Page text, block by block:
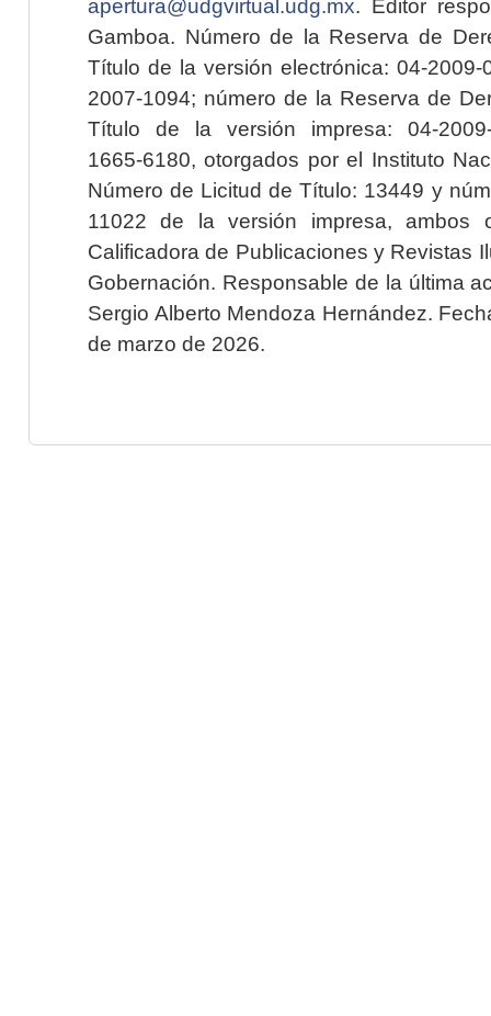
apertura@udgvirtual.udg.mx. Editor
Gamboa. Número de la Reserva de
Título de la versión electrónica: 04-2009-
2007-1094; número de la Reserva de
Título de la versión impresa: 04-2009-
1665-6180, otorgados por el Instituto
Número de Licitud de Título: 13449 y
11022 de la versión impresa, ambos
Calificadora de Publicaciones y Revistas
Gobernación. Responsable de la última
Sergio Alberto Mendoza Hernández.
de marzo de 2026.